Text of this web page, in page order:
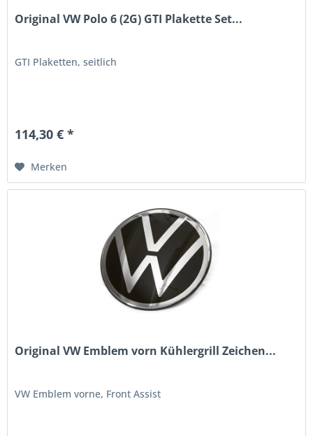
Original VW Polo 6 (2G) GTI Plakette Set...
GTI Plaketten, seitlich
114,30 € *
Merken
Original VW Emblem vorn Kühlergrill Zeichen...
VW Emblem vorne, Front Assist